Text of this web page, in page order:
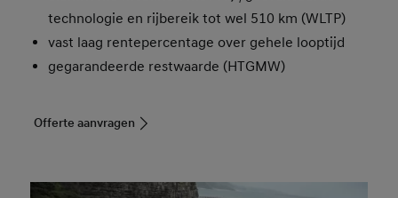
technologie en rijbereik tot wel 510 km (WLTP)
vast laag rentepercentage over gehele looptijd
gegarandeerde restwaarde (HTGMW)
Offerte aanvragen